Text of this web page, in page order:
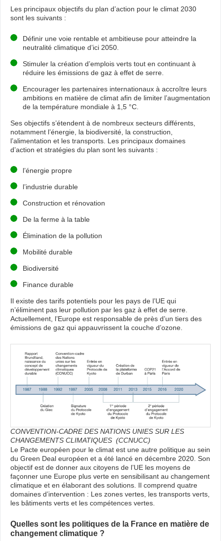
Les principaux objectifs du plan d’action pour le climat 2030
sont les suivants :
Définir une voie rentable et ambitieuse pour atteindre la
neutralité climatique d’ici 2050.
Stimuler la création d’emplois verts tout en continuant à
réduire les émissions de gaz à effet de serre.
Encourager les partenaires internationaux à accroître leurs
ambitions en matière de climat afin de limiter l’augmentation
de la température mondiale à 1,5 °C.
Ses objectifs s’étendent à de nombreux secteurs différents,
notamment l’énergie, la biodiversité, la construction,
l’alimentation et les transports. Les principaux domaines
d’action et stratégies du plan sont les suivants :
l’énergie propre
l’industrie durable
Construction et rénovation
De la ferme à la table
Élimination de la pollution
Mobilité durable
Biodiversité
Finance durable
Il existe des tarifs potentiels pour les pays de l’UE qui
n’éliminent pas leur pollution par les gaz à effet de serre.
Actuellement, l’Europe est responsable de près d’un tiers des
émissions de gaz qui appauvrissent la couche d’ozone.
CONVENTION-CADRE DES NATIONS UNIES SUR LES
CHANGEMENTS CLIMATIQUES (CCNUCC)
Le Pacte européen pour le climat est une autre politique au sein
du Green Deal européen et a été lancé en décembre 2020. Son
objectif est de donner aux citoyens de l’UE les moyens de
façonner une Europe plus verte en sensibilisant au changement
climatique et en élaborant des solutions. Il comprend quatre
domaines d’intervention : Les zones vertes, les transports verts,
les bâtiments verts et les compétences vertes.
Quelles sont les politiques de la France en matière de
changement climatique ?